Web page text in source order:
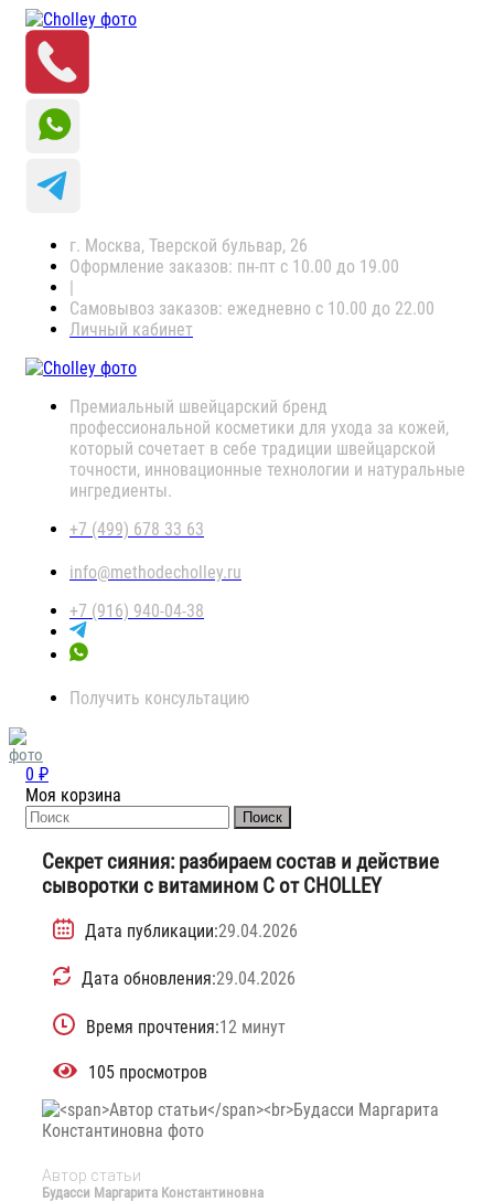
г. Москва, Тверской бульвар, 26
Оформление заказов: пн-пт с 10.00 до 19.00
|
Самовывоз заказов: ежедневно с 10.00 до 22.00
Личный кабинет
Премиальный швейцарский бренд
профессиональной косметики для ухода за кожей,
который сочетает в себе традиции швейцарской
точности, инновационные технологии и натуральные
ингредиенты.
+7 (499) 678 33 63
info@methodecholley.ru
+7 (916) 940-04-38
Получить консультацию
0 ₽
Моя корзина
Поиск
Секрет сияния: разбираем состав и действие
сыворотки с витамином C от CHOLLEY
Дата публикации:29.04.2026
Дата обновления:29.04.2026
Время прочтения:12 минут
105 просмотров
Автор статьи
Будасси Маргарита Константиновна